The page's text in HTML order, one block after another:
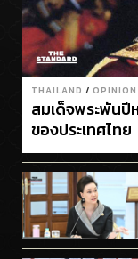
THAILAND / OPINION
สมเด็จพระพัน
ของประเทศไทย